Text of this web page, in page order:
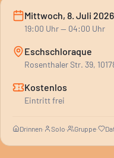
Mittwoch, 8. Juli 2026
19:00 Uhr— 04:00 Uhr
Eschschloraque
Rosenthaler Str. 39,
Kostenlos
Eintritt frei
Drinnen· Solo· Gruppe·